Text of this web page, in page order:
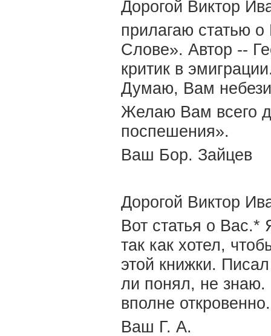
Дорогой Виктор
прилагаю статью
Слове». Автор --
критик в
Думаю, Вам
Желаю Вам всего
поспешения».
Ваш Бор. Зайцев
Дорогой Виктор
Вот статья о Вас.*
так как хотел,
этой книжки.
ли понял, не знаю.
вполне откровенно.
Ваш Г. А.